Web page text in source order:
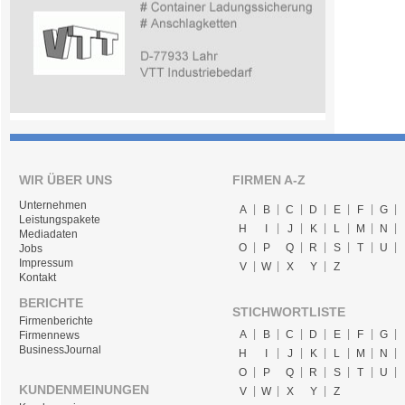
WIR ÜBER UNS
Unternehmen
Leistungspakete
Mediadaten
Jobs
Impressum
Kontakt
BERICHTE
Firmenberichte
Firmennews
BusinessJournal
KUNDENMEINUNGEN
FIRMEN A-Z
A B C D E F
G
H
I J K L M
N
O
P Q R S T
U
V
W X Y Z
STICHWORTLISTE
A B C D E F
G
H
J K L M
N
O
P Q R S T
U
V
W X Y Z